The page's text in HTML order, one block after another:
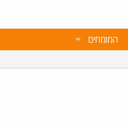
המומחים